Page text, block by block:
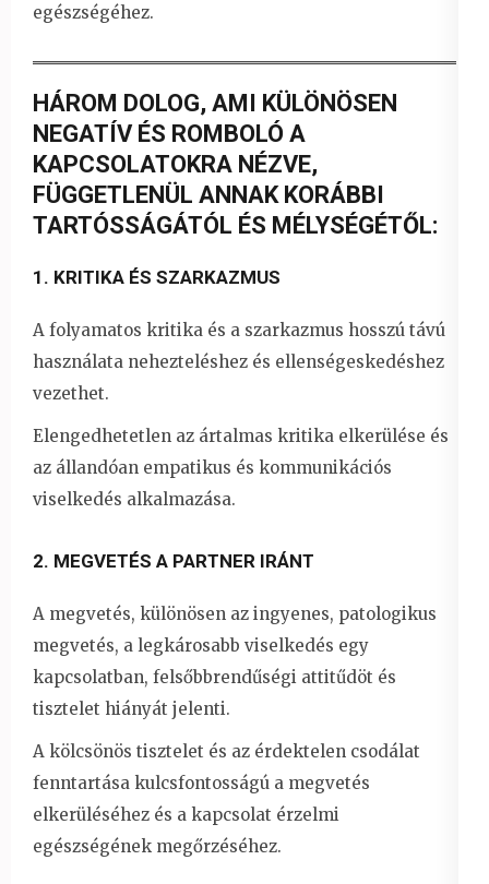
egészségéhez.
HÁROM DOLOG, AMI KÜLÖNÖSEN
NEGATÍV ÉS ROMBOLÓ A
KAPCSOLATOKRA NÉZVE,
FÜGGETLENÜL ANNAK KORÁBBI
TARTÓSSÁGÁTÓL ÉS MÉLYSÉGÉTŐL:
1. KRITIKA ÉS SZARKAZMUS
A folyamatos kritika és a szarkazmus hosszú távú
használata nehezteléshez és ellenségeskedéshez
vezethet.
Elengedhetetlen az ártalmas kritika elkerülése és
az állandóan empatikus és kommunikációs
viselkedés alkalmazása.
2. MEGVETÉS A PARTNER IRÁNT
A megvetés, különösen az ingyenes, patologikus
megvetés, a legkárosabb viselkedés egy
kapcsolatban, felsőbbrendűségi attitűdöt és
tisztelet hiányát jelenti.
A kölcsönös tisztelet és az érdektelen csodálat
fenntartása kulcsfontosságú a megvetés
elkerüléséhez és a kapcsolat érzelmi
egészségének megőrzéséhez.